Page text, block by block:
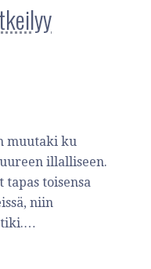
muutaki ku
illalliseen.
toisensa
niin